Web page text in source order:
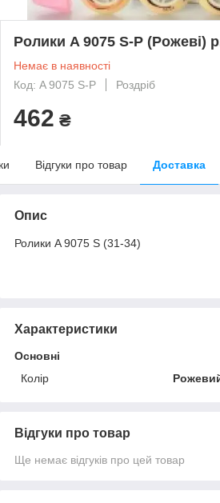
Ролики A 9075 S-P (Рожеві)
Немає в наявності
Код: A 9075 S-P
Роздріб
462 ₴
Відгуки про товар Доставка
Опис
Ролики A 9075 S (31-34)
Характеристики
Основні
Колір
Відгуки про товар
Ще немає відгуків про цей товар